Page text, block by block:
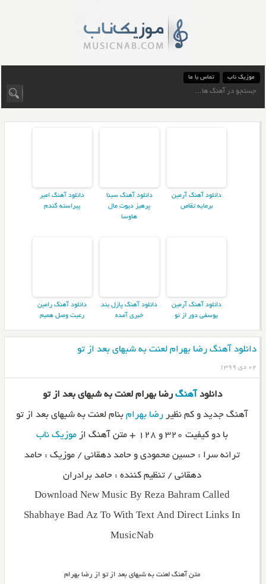
موزیک ناب تماس با ما
دانلود آهنگ آرمین
برمایه تقاص
دانلود آهنگ سینا
پرهیز دیوت مال
هاوسا
دانلود آهنگ امیر
پیراسته گندم
دانلود آهنگ آرمین
یوسفی دور از تو
دانلود آهنگ پازل بند
خبری آمده
دانلود آهنگ رامین
رعیت وصل همیم
دانلود آهنگ رضا بهرام لعنت به شبهای بعد از تو
۰۲ دی ۱۳۹۹
دانلود آهنگ رضا بهرام لعنت به شبهای بعد از تو
آهنگ جدید و کم نظیر رضا بهرامبنام لعنت به شبهای بعد از تو
با دو کیفیت ۳۲۰ و ۱۲۸ + متن آهنگ از
موزیک ناب
ترانه سرا : حسین محمودی و حامد دهقانی / موزیک : حامد
دهقانی / تنظیم کننده : حامد برادران
Download New Music By Reza Bahram Called
Shabhaye Bad Az To With Text And Direct Links In
MusicNab
متن آهنگ لعنت به شبهای بعد از تو از رضا بهرام